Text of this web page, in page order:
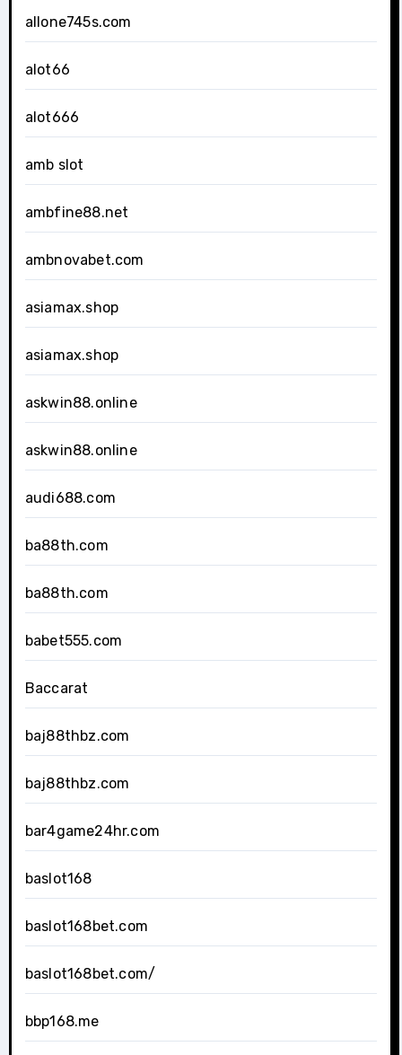
allone745s.com
alot66
alot666
amb slot
ambfine88.net
ambnovabet.com
asiamax.shop
asiamax.shop
askwin88.online
askwin88.online
audi688.com
ba88th.com
ba88th.com
babet555.com
Baccarat
baj88thbz.com
baj88thbz.com
bar4game24hr.com
baslot168
baslot168bet.com
baslot168bet.com/
bbp168.me